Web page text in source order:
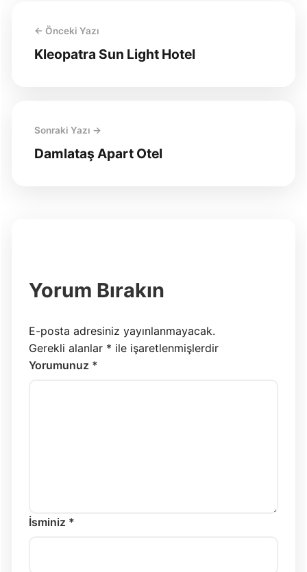
← Önceki Yazı
Kleopatra Sun Light Hotel
Sonraki Yazı →
Damlataş Apart Otel
Yorum Bırakın
E-posta adresiniz yayınlanmayacak.
Gerekli alanlar * ile işaretlenmişlerdir
Yorumunuz *
İsminiz *